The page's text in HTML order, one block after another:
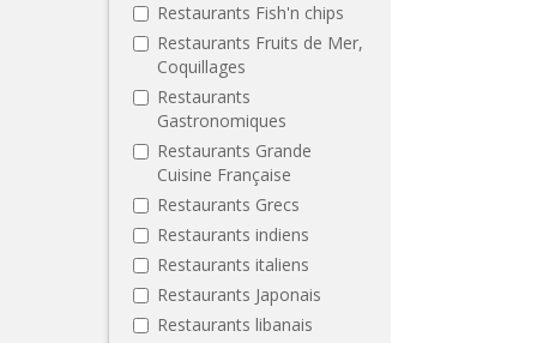
Restaurants Fish'n chips
Restaurants Fruits de Mer,
Coquillages
Restaurants
Gastronomiques
Restaurants Grande
Cuisine Française
Restaurants Grecs
Restaurants indiens
Restaurants italiens
Restaurants Japonais
Restaurants libanais